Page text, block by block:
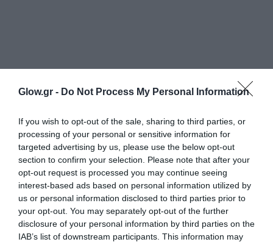
Glow.gr - Do Not Process My Personal Information
If you wish to opt-out of the sale, sharing to third parties, or
processing of your personal or sensitive information for
targeted advertising by us, please use the below opt-out
section to confirm your selection. Please note that after your
opt-out request is processed you may continue seeing
interest-based ads based on personal information utilized by
us or personal information disclosed to third parties prior to
your opt-out. You may separately opt-out of the further
disclosure of your personal information by third parties on the
IAB’s list of downstream participants. This information may